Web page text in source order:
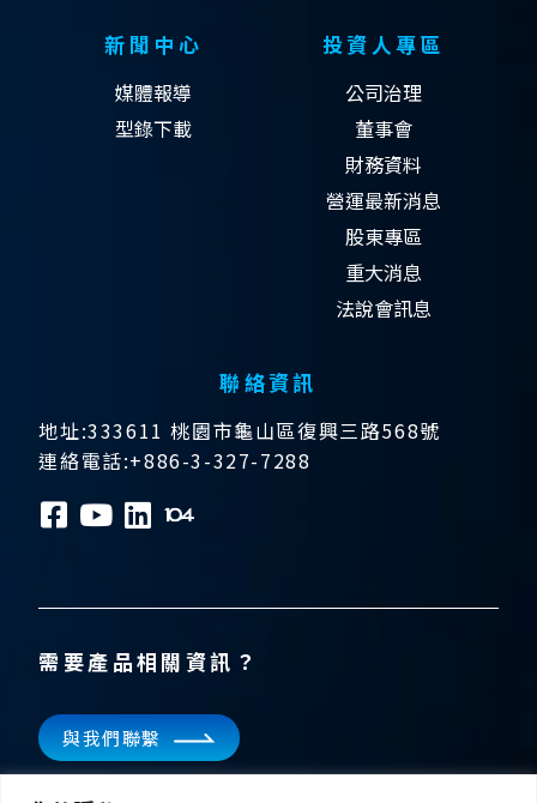
新聞中心
媒體報導
型錄下載
投資人專區
公司治理
董事會
財務資料
營運最新消息
股東專區
重大消息
法說會訊息
聯絡資訊
地址:333611 桃園市龜山區復興三路568號
連絡電話:+886-3-327-7288
需要產品相關資訊？
與我們聯繫